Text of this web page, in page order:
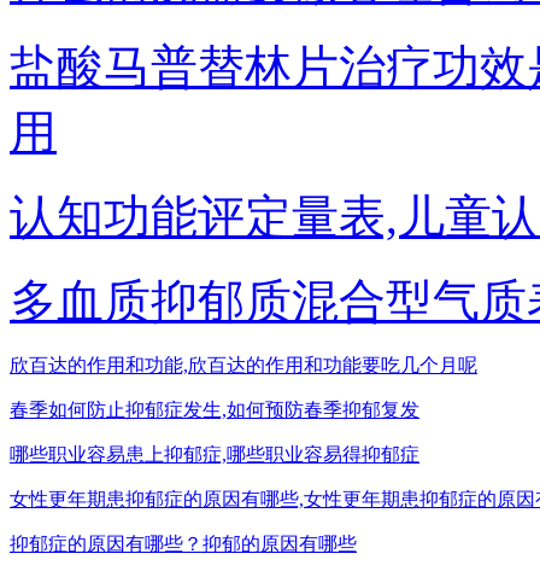
盐酸马普替林片治疗功
用
认知功能评定量表,儿童
多血质抑郁质混合型气
欣百达的作用和功能,欣百达的作用和功能要吃几个月呢
春季如何防止抑郁症发生,如何预防春季抑郁复发
哪些职业容易患上抑郁症,哪些职业容易得抑郁症
女性更年期患抑郁症的原因有哪些,女性更年期患抑郁症的原
抑郁症的原因有哪些？抑郁的原因有哪些